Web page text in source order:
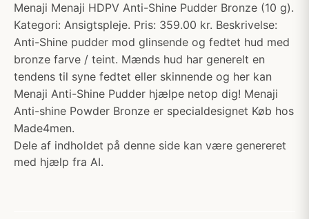
Menaji Menaji HDPV Anti-Shine Pudder Bronze (10 g).
Kategori: Ansigtspleje. Pris: 359.00 kr. Beskrivelse:
Anti-Shine pudder mod glinsende og fedtet hud med
bronze farve / teint. Mænds hud har generelt en
tendens til syne fedtet eller skinnende og her kan
Menaji Anti-Shine Pudder hjælpe netop dig! Menaji
Anti-shine Powder Bronze er specialdesignet Køb hos
Made4men.
Dele af indholdet på denne side kan være genereret
med hjælp fra AI.